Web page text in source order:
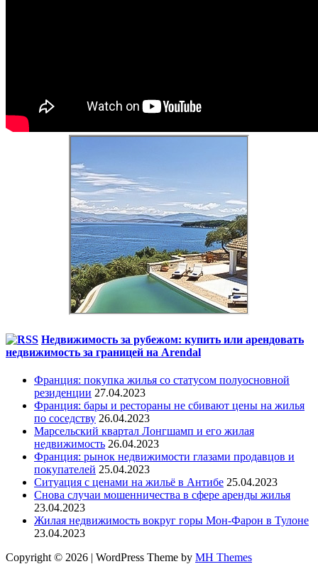
Недвижимость за рубежом: купить или арендовать
недвижимость за границей на Arendal
Франция: покупка жилья со статусом полуосновной
резиденции 27.04.2023
Франция: бары и рестораны не сбивают цены на жилья
по соседству 26.04.2023
Марсельский квартал Лонгшамп и его жилая
недвижимость 26.04.2023
Франция: рынок недвижимости глазами продавцов и
покупателей 25.04.2023
Ситуация с ценами на жильё в Антибе 25.04.2023
Снова случаи мошенничества в сфере аренды жилья
23.04.2023
Жилая недвижимость вокруг горы Мон-Фарон в Тулоне
23.04.2023
Copyright © 2026 | WordPress Theme by MH Themes